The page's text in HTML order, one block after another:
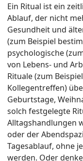
Ein Ritual ist ein
Ablauf, der nicht
Gesundheit und
(zum Beispiel
psychologische
von Lebens- und
Rituale (zum
Kollegentreffen)
Geburtstage,
solch festgelegte
Alltagshandlungen
oder der
Tagesablauf, ohne
werden. Oder